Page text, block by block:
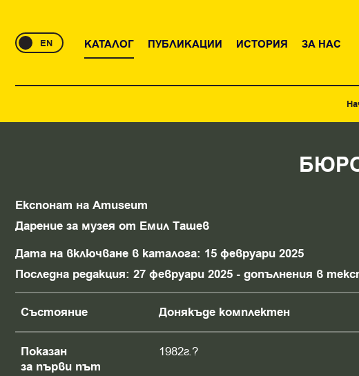
EN КАТАЛОГ ПУБЛИКАЦИИ ИСТОРИЯ ЗА НАС
Eкспонат на Amuseum
Дарение за музея от Емил Ташев
Дата на включване в каталога: 15 февруари 2025
Последна редакция: 27 февруари 2025 - допълнения в
Състояние Донякъде комплектен
Показан
за първи път
1982г.?